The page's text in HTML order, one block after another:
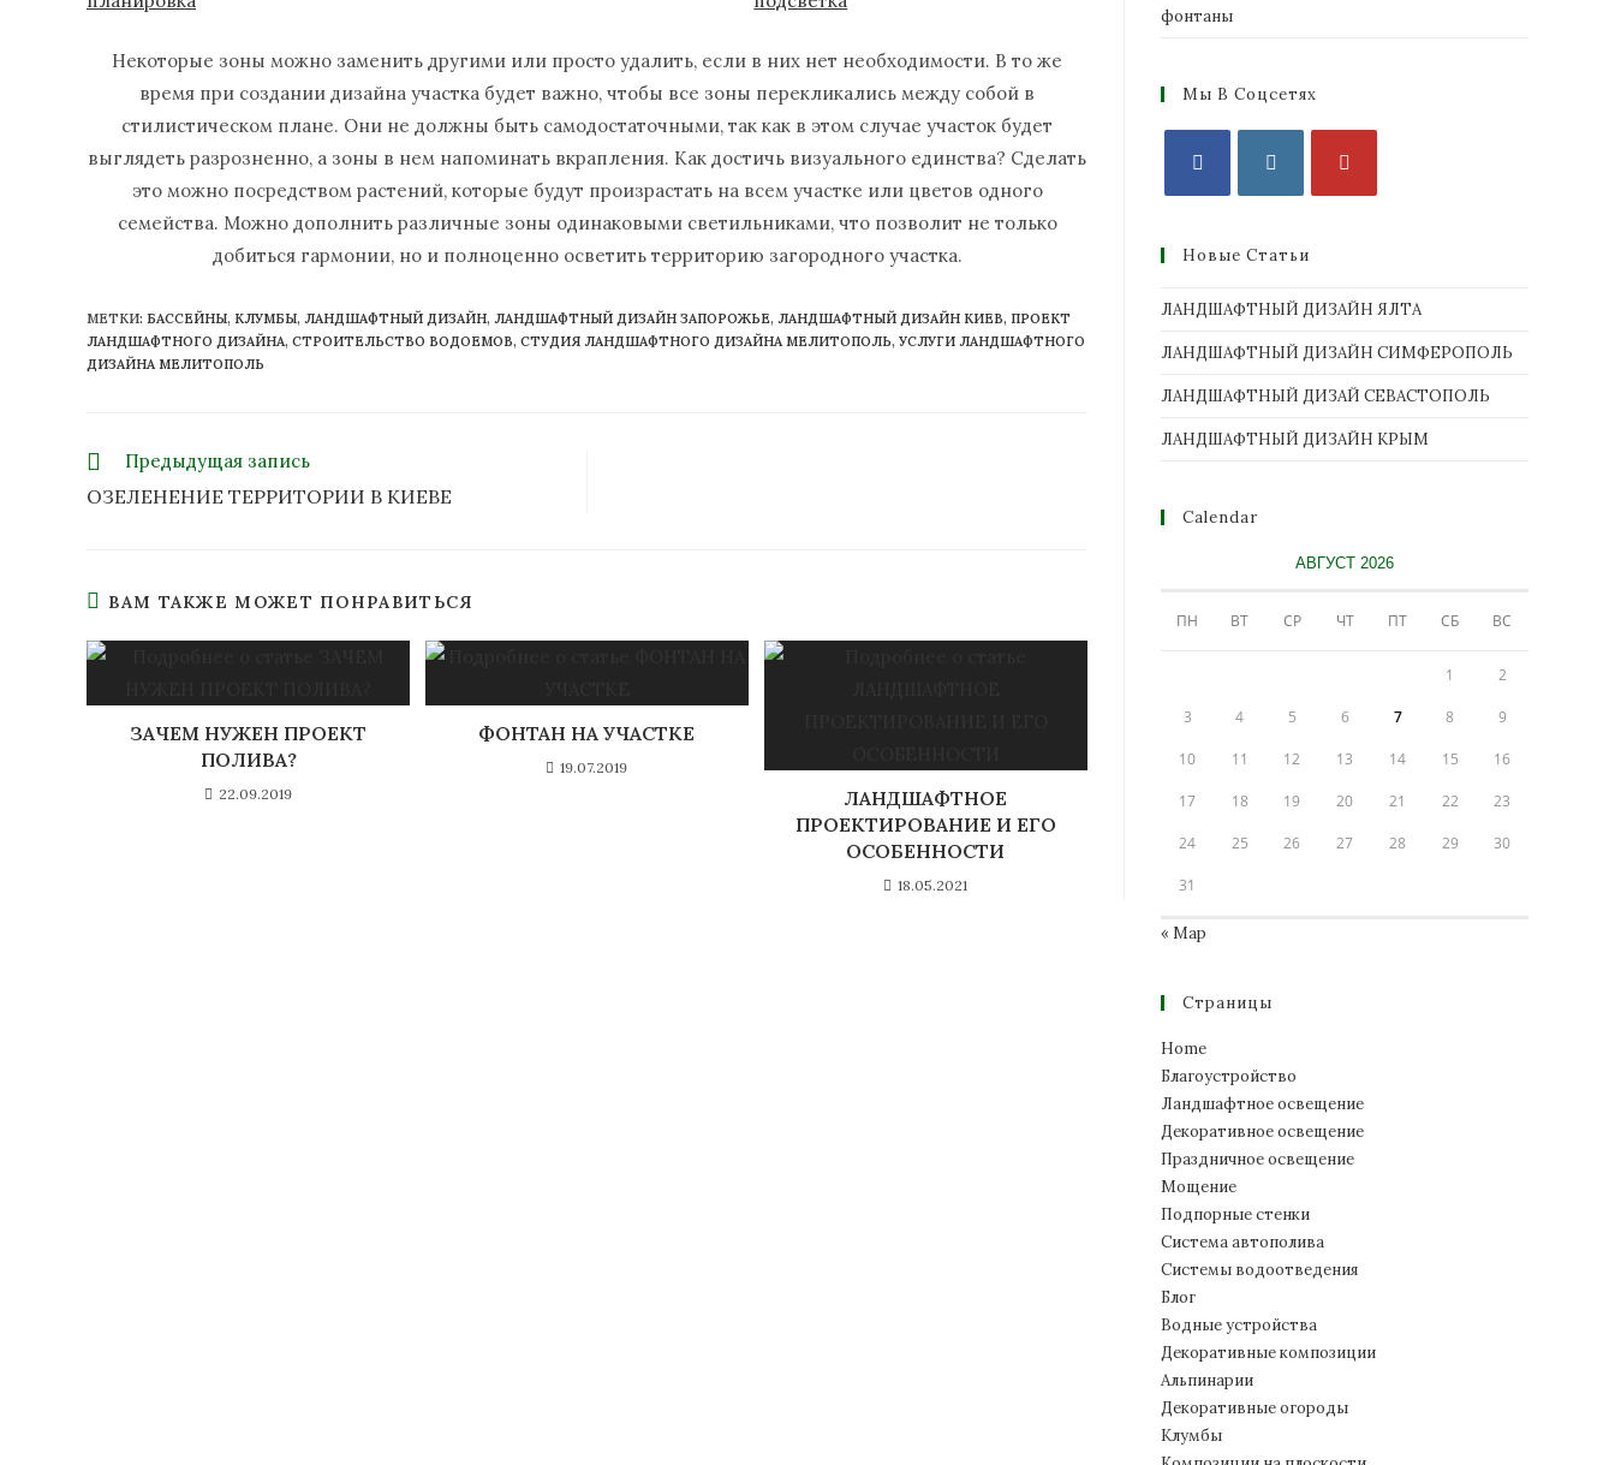
Некоторые зоны можно заменить другими или просто удалить, если в них нет необходимости. В то же
время при создании дизайна участка будет важно, чтобы все зоны перекликались между собой в
стилистическом плане. Они не должны быть самодостаточными, так как в этом случае участок будет
выглядеть разрозненно, а зоны в нем напоминать вкрапления. Как достичь визуального единства? Сделать
это можно посредством растений, которые будут произрастать на всем участке или цветов одного
семейства. Можно дополнить различные зоны одинаковыми светильниками, что позволит не только
добиться гармонии, но и полноценно осветить территорию загородного участка.
МЕТКИ: БАССЕЙНЫ, КЛУМБЫ, ЛАНДШАФТНЫЙ ДИЗАЙН, ЛАНДШАФТНЫЙ ДИЗАЙН ЗАПОРОЖЬЕ, ЛАНДШАФТНЫЙ ДИЗАЙН КИЕВ, ПРОЕКТ
ЛАНДШАФТНОГО ДИЗАЙНА, СТРОИТЕЛЬСТВО ВОДОЕМОВ, СТУДИЯ ЛАНДШАФТНОГО ДИЗАЙНА МЕЛИТОПОЛЬ, УСЛУГИ ЛАНДШАФТНОГО
ДИЗАЙНА МЕЛИТОПОЛЬ
Предыдущая запись
ОЗЕЛЕНЕНИЕ ТЕРРИТОРИИ В КИЕВЕ
ВАМ ТАКЖЕ МОЖЕТ ПОНРАВИТЬСЯ
ЗАЧЕМ НУЖЕН ПРОЕКТ
ПОЛИВА?
22.09.2019
ФОНТАН НА УЧАСТКЕ
19.07.2019
ЛАНДШАФТНОЕ
ПРОЕКТИРОВАНИЕ И ЕГО
ОСОБЕННОСТИ
18.05.2021
фонтаны
Мы В Соцсетях
Новые Статьи
ЛАНДШАФТНЫЙ ДИЗАЙН ЯЛТА
ЛАНДШАФТНЫЙ ДИЗАЙН СИМФЕРОПОЛЬ
ЛАНДШАФТНЫЙ ДИЗАЙ СЕВАСТОПОЛЬ
ЛАНДШАФТНЫЙ ДИЗАЙН КРЫМ
Calendar
АВГУСТ 2026
ПН ВТ СР ЧТ ПТ СБ ВС
1 2
3 4 5 6 7 8 9
10 11 12 13 14 15 16
17 18 19 20 21 22 23
24 25 26 27 28 29 30
31
« Мар
Страницы
Home
Благоустройство
Ландшафтное освещение
Декоративное освещение
Праздничное освещение
Мощение
Подпорные стенки
Система автополива
Системы водоотведения
Блог
Водные устройства
Декоративные композиции
Альпинарии
Декоративные огороды
Клумбы